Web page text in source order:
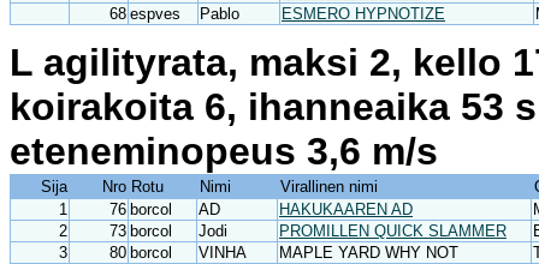
68 espves Pablo ESMERO HYPNOTIZE
L agilityrata, maksi 2, kello
koirakoita 6, ihanneaika 53
eteneminopeus 3,6 m/s
Sija Nro Rotu Nimi Virallinen nimi
1
76 borcol AD HAKUKAAREN AD
2
73 borcol Jodi PROMILLEN QUICK SLAMMER
3
80 borcol VINHA MAPLE YARD WHY NOT